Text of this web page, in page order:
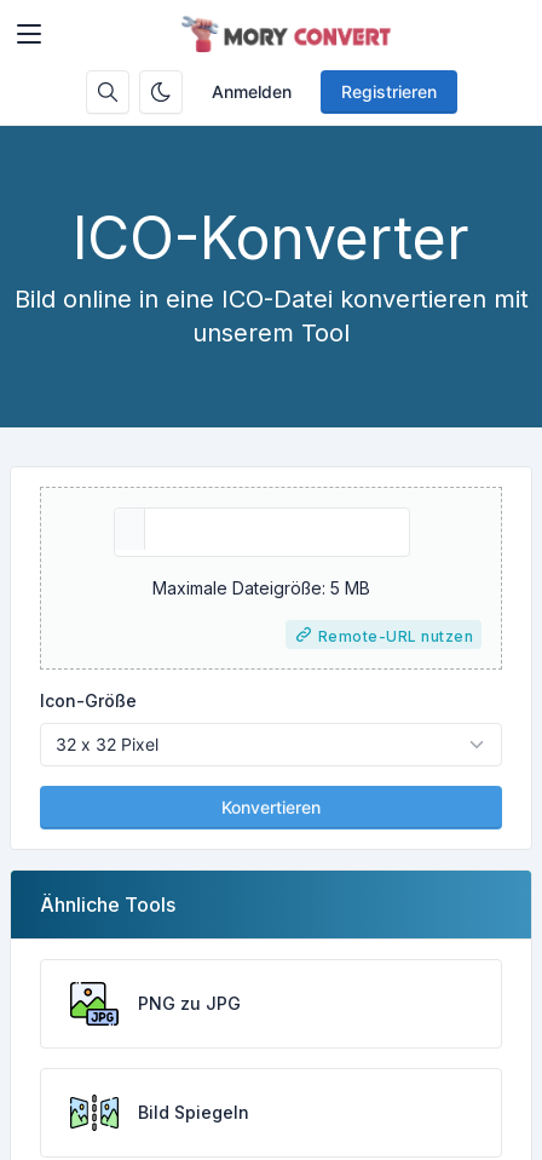
Anmelden Registrieren
ICO-Konverter
Bild online in eine ICO-Datei konvertieren mit
unserem Tool
Maximale Dateigröße: 5 MB
Remote-URL nutzen
Icon-Größe
Konvertieren
Ähnliche Tools
PNG zu JPG
Bild Spiegeln